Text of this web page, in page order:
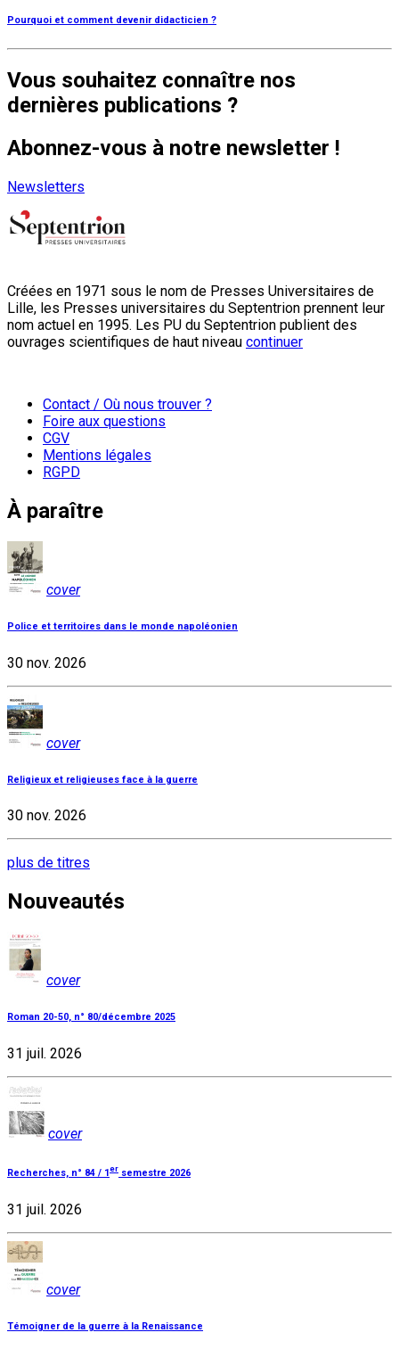
Pourquoi et comment devenir didacticien ?
Vous souhaitez connaître nos
dernières publications ?
Abonnez-vous à notre newsletter !
Newsletters
Créées en 1971 sous le nom de Presses Universitaires de
Lille, les Presses universitaires du Septentrion prennent leur
nom actuel en 1995. Les PU du Septentrion publient des
ouvrages scientifiques de haut niveau continuer
Contact / Où nous trouver ?
Foire aux questions
CGV
Mentions légales
RGPD
À paraître
cover
Police et territoires dans le monde napoléonien
30 nov. 2026
cover
Religieux et religieuses face à la guerre
30 nov. 2026
plus de titres
Nouveautés
cover
Roman 20-50, n° 80/décembre 2025
31 juil. 2026
cover
Recherches, n° 84 / 1er semestre 2026
31 juil. 2026
cover
Témoigner de la guerre à la Renaissance